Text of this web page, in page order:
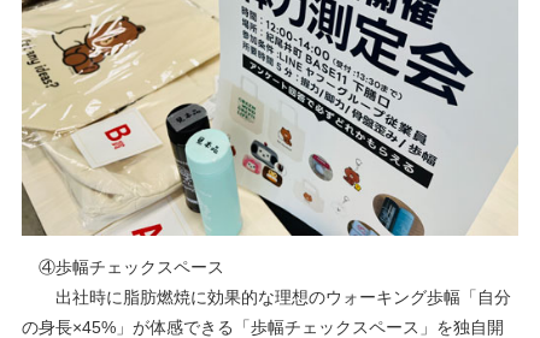
④歩幅チェックスペース
出社時に脂肪燃焼に効果的な理想のウォーキング歩幅「自分
の身長×45%」が体感できる「歩幅チェックスペース」を独自開